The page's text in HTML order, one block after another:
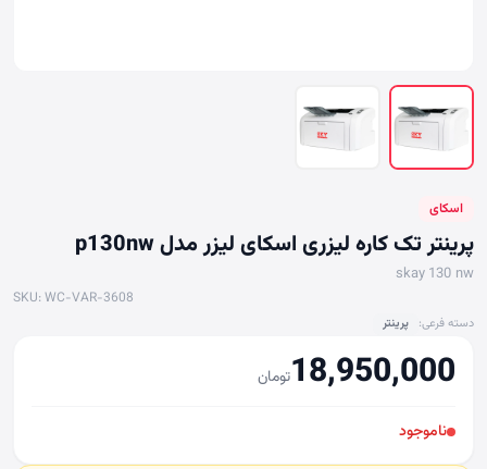
اسکای
پرینتر تک کاره لیزری اسکای لیزر مدل p130nw
skay 130 nw
SKU: WC-VAR-3608
دسته فرعی: پرينتر
18,950,000تومان
ناموجود